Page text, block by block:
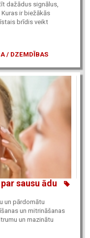
dažādus signālus,
ir biežākās
brīdis veikt
/ DZEMDĪBAS
sausu ādu
un pārdomātu
un mitrināšanas
un mazinātu